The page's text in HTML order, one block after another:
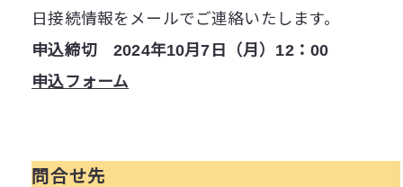
日接続情報をメールでご連絡いたします。
申込締切 2024年10月7日（月）12：00
申込フォーム
問合せ先